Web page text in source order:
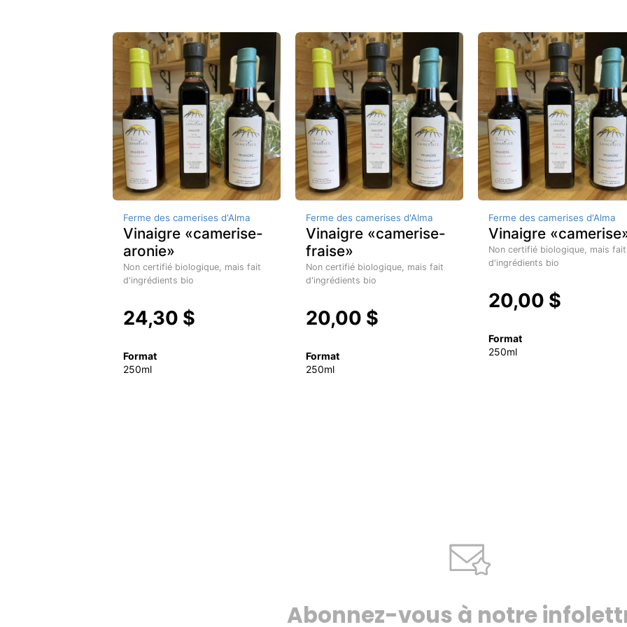
Ferme des camerises d'Alma
Vinaigre «camerise-
aronie»
Non certifié biologique, mais fait
d'ingrédients bio
24,30 $
Format
250ml
Ferme des camerises d'Alma
Vinaigre «camerise-
fraise»
Non certifié biologique, mais fait
d'ingrédients bio
20,00 $
Format
250ml
Ferme des camerises d'Alma
Vinaigre
Non certifié biologique, mais fait
d'ingrédients bio
20,00 $
Format
250ml
Abonnez-vous à notre